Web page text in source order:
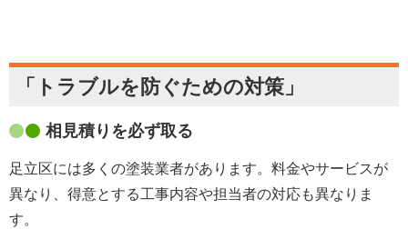
「トラブルを防ぐための対策」
相見積りを必ず取る
足立区には多くの塗装業者があります。料金やサービスが
異なり、得意とする工事内容や担当者の対応も異なりま
す。